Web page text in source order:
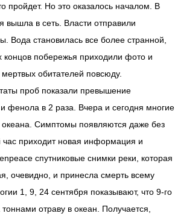
пройдет. Но это оказалось началом. В
вышла в сеть. Власти отправили
Вода становилась все более странной,
концов побережья приходили фото и
обитателей повсюду.
проб показали превышение
фенола в 2 раза. Вчера и сегодня многие
океана. Симптомы появляются даже без
час приходит новая информация и
спутниковые снимки реки, которая
очевидно, и принесла смерть всему
1, 9, 24 сентября показывают, что 9-го
отраву в океан. Получается,